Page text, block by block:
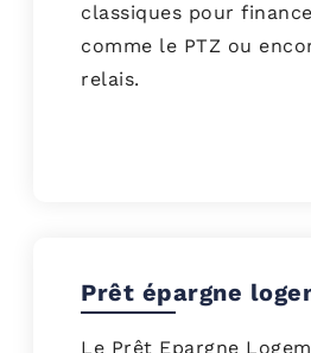
classiques pour
comme le PTZ ou
relais.
Prêt épargne
Le Prêt Epargne